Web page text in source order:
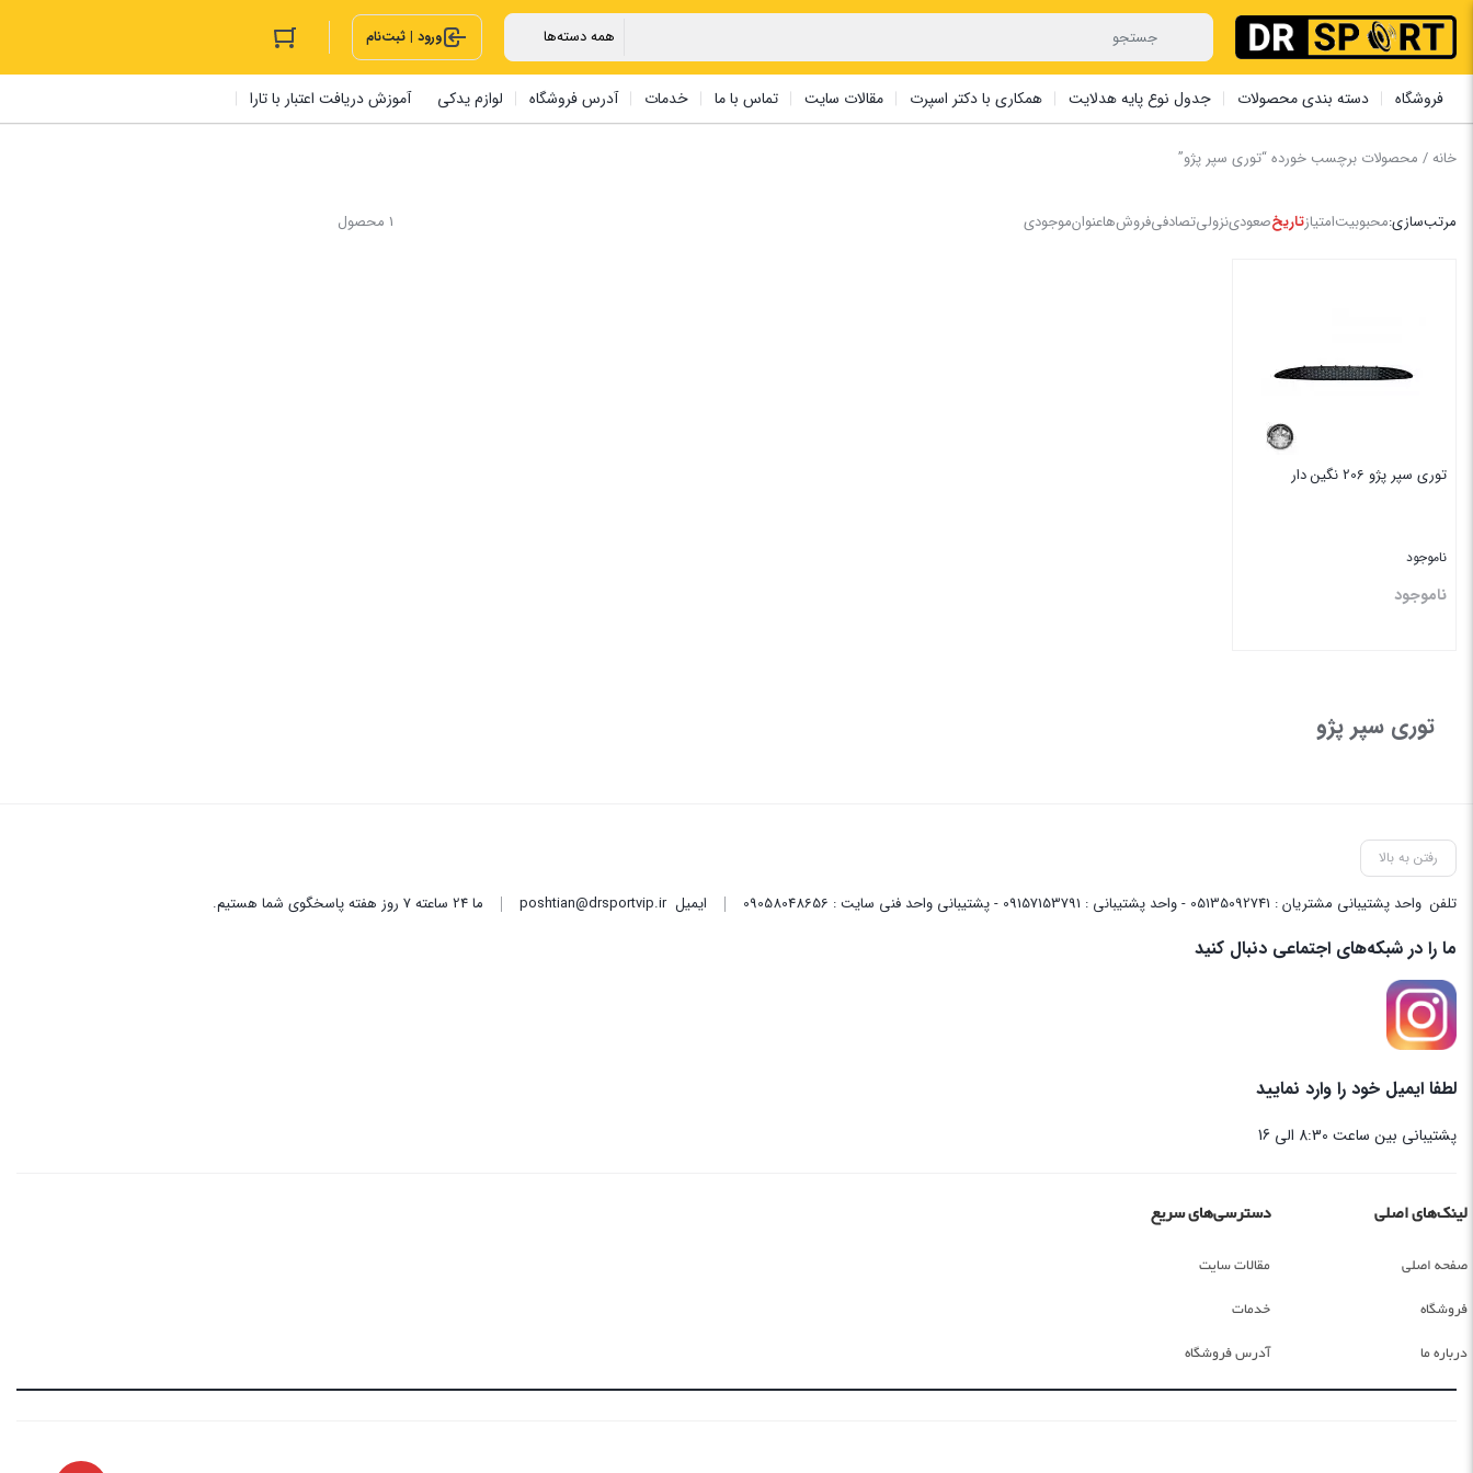
ورود | ثبت‌نام
فروشگاه دسته بندی محصولات جدول نوع پایه هدلایت همکاری با دکتر اسپرت مقالات سایت تماس با ما خدمات آدرس فروشگاه لوازم یدکی آموزش دریافت اعتبار با تارا
خانه/ محصولات برچسب خورده “توری سپر پژو”
1 محصول مرتب‌سازی:محبوبیتامتیازتاریخصعودینزولیتصادفیفروش‌هاعنوانموجودی
توری سپر پژو 206 نگین دار
ناموجود
ناموجود
توری سپر پژو
رفتن به بالا
تلفن واحد پشتیبانی مشتریان : 05135092741 - واحد پشتیبانی : 09157153791 - پشتیبانی واحد فنی سایت : 09058048656 ایمیلposhtian@drsportvip.ir ما 24 ساعته 7 روز هفته پاسخگوی شما هستیم.
ما را در شبکه‌های اجتماعی دنبال کنید
لطفا ایمیل خود را وارد نمایید
پشتیبانی بین ساعت 8:30 الی 16
لینک‌های اصلی
صفحه اصلی
فروشگاه
درباره ما
دسترسی‌های سریع
مقالات سایت
خدمات
آدرس فروشگاه